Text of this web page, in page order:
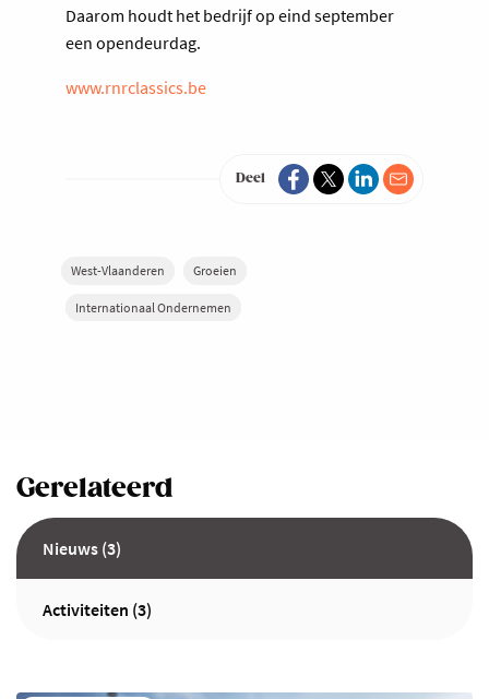
Daarom houdt het bedrijf op eind september
een opendeurdag.
www.rnrclassics.be
Deel
West-Vlaanderen Groeien
Internationaal Ondernemen
Gerelateerd
Nieuws (3)
Activiteiten (3)